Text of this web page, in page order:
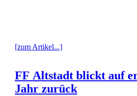
[zum Artikel...]
FF Altstadt blickt auf
Jahr zurück